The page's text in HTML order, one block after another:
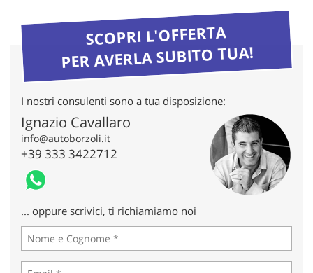
SCOPRI L'OFFERTA
PER AVERLA SUBITO TUA!
I nostri consulenti sono a tua disposizione:
Ignazio Cavallaro
info@autoborzoli.it
+39 333 3422712
... oppure scrivici, ti richiamiamo noi
Cookie necessari
Cookie delle preferenze
Cookie per il miglioramento dell'esperienza utente
Cookie di marketing